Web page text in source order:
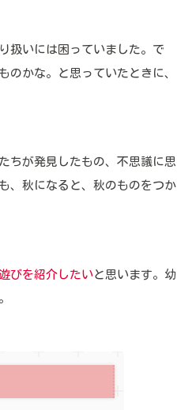
扱いには困っていました。で
のかな。と思っていたときに、
ちが発見したもの、不思議に思
、秋になると、秋のものをつか
びを紹介したいと思います。幼